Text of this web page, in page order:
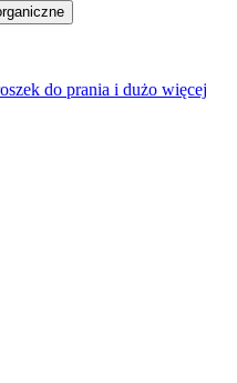
do prania i dużo więcej